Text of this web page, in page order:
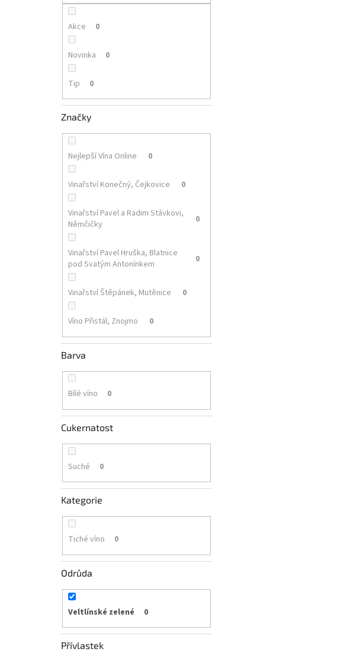
Akce 0
Novinka 0
Tip 0
Značky
Nejlepší Vína Online 0
Vinařství Konečný, Čejkovice 0
Vinařství Pavel a Radim Stávkovi,
Němčičky
0
Vinařství Pavel Hruška, Blatnice
pod Svatým Antonínkem
0
Vinařství Štěpánek, Mutěnice 0
Víno Přistál, Znojmo 0
Barva
Bílé víno 0
Cukernatost
Suché 0
Kategorie
Tiché víno 0
Odrůda
Veltlínské zelené 0
Přívlastek